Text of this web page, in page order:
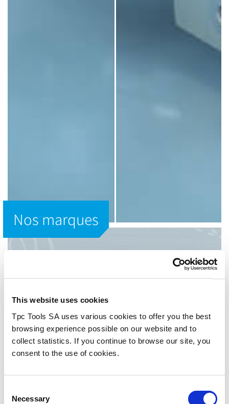
This website uses cookies
Tpc Tools SA uses various cookies to offer you the best
browsing experience possible on our website and to
collect statistics. If you continue to browse our site, you
consent to the use of cookies.
Selection
Necessary
Nos marques
Utilis AG
UTILIS est un gage d’utilité et
d’avantages; à l’image de nos outils de
haute précision.
La société Utilis AG est un des leaders mondiaux dans le
traditionnelle de taille moyenne, nous attachons une